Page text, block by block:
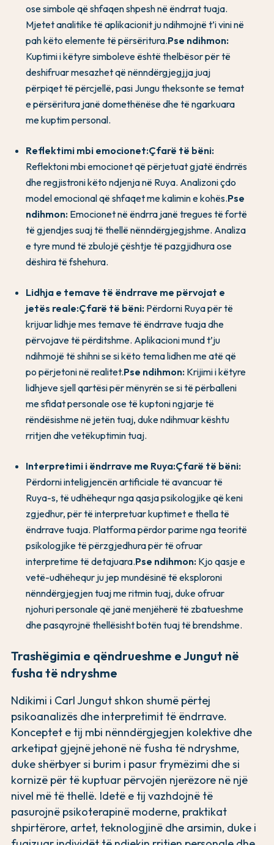
ose simbole që shfaqen shpesh në ëndrrat tuaja.
Mjetet analitike të aplikacionit ju ndihmojnë t’i vini në
pah këto elemente të përsëritura.Pse ndihmon:
Kuptimi i këtyre simboleve është thelbësor për të
deshifruar mesazhet që nënndërgjegjja juaj
përpiqet të përcjellë, pasi Jungu theksonte se temat
e përsëritura janë domethënëse dhe të ngarkuara
me kuptim personal.
Reflektimi mbi emocionet:Çfarë të bëni:
Reflektoni mbi emocionet që përjetuat gjatë ëndrrës
dhe regjistroni këto ndjenja në Ruya. Analizoni çdo
model emocional që shfaqet me kalimin e kohës.Pse
ndihmon: Emocionet në ëndrra janë tregues të fortë
të gjendjes suaj të thellë nënndërgjegjshme. Analiza
e tyre mund të zbulojë çështje të pazgjidhura ose
dëshira të fshehura.
Lidhja e temave të ëndrrave me përvojat e
jetës reale:Çfarë të bëni: Përdorni Ruya për të
krijuar lidhje mes temave të ëndrrave tuaja dhe
përvojave të përditshme. Aplikacioni mund t’ju
ndihmojë të shihni se si këto tema lidhen me atë që
po përjetoni në realitet.Pse ndihmon: Krijimi i këtyre
lidhjeve sjell qartësi për mënyrën se si të përballeni
me sfidat personale ose të kuptoni ngjarje të
rëndësishme në jetën tuaj, duke ndihmuar kështu
rritjen dhe vetëkuptimin tuaj.
Interpretimi i ëndrrave me Ruya:Çfarë të bëni:
Përdorni inteligjencën artificiale të avancuar të
Ruya-s, të udhëhequr nga qasja psikologjike që keni
zgjedhur, për të interpretuar kuptimet e thella të
ëndrrave tuaja. Platforma përdor parime nga teoritë
psikologjike të përzgjedhura për të ofruar
interpretime të detajuara.Pse ndihmon: Kjo qasje e
vetë-udhëhequr ju jep mundësinë të eksploroni
nënndërgjegjen tuaj me ritmin tuaj, duke ofruar
njohuri personale që janë menjëherë të zbatueshme
dhe pasqyrojnë thellësisht botën tuaj të brendshme.
Trashëgimia e qëndrueshme e Jungut në
fusha të ndryshme
Ndikimi i Carl Jungut shkon shumë përtej
psikoanalizës dhe interpretimit të ëndrrave.
Konceptet e tij mbi nënndërgjegjen kolektive dhe
arketipat gjejnë jehonë në fusha të ndryshme,
duke shërbyer si burim i pasur frymëzimi dhe si
kornizë për të kuptuar përvojën njerëzore në një
nivel më të thellë. Idetë e tij vazhdojnë të
pasurojnë psikoterapinë moderne, praktikat
shpirtërore, artet, teknologjinë dhe arsimin, duke i